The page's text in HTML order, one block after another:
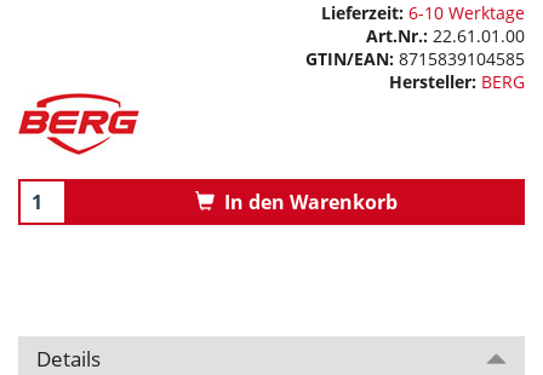
Lieferzeit: 6-10 Werktage
Art.Nr.: 22.61.01.00
GTIN/EAN: 8715839104585
Hersteller: BERG
In den Warenkorb
Details